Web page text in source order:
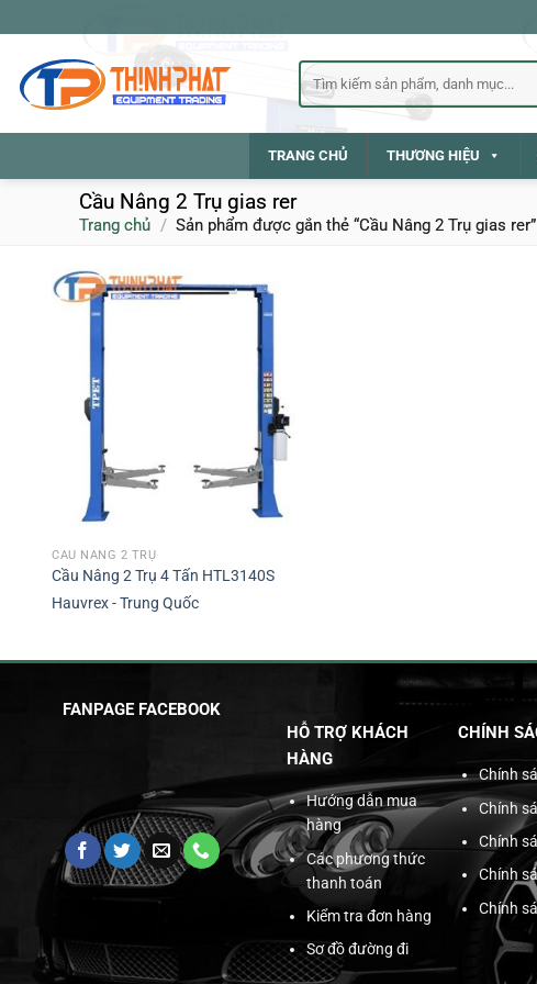
qua
dung
Tìm
kiếm:
TRANG CHỦ THƯƠNG HIỆU
Cầu Nâng 2 Trụ gias rer
Trang chủ / Sản phẩm được gắn thẻ “Cầu Nâng 2 Trụ gias rer”
CẦU NÂNG 2 TRỤ
Cầu Nâng 2 Trụ 4 Tấn HTL3140S
Hauvrex - Trung Quốc
FANPAGE FACEBOOK
HỖ TRỢ KHÁCH
HÀNG
Hướng dẫn mua
hàng
Các phương thức
thanh toán
Kiểm tra đơn hàng
Sơ đồ đường đi
CHÍNH
Chính
Chính
Chính
Chính
Chính